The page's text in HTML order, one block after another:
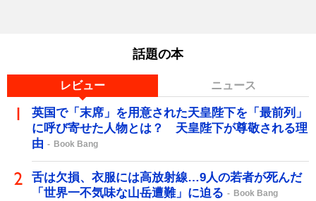
話題の本
レビュー ニュース
英国で「末席」を用意された天皇陛下を「最前列」
に呼び寄せた人物とは？ 天皇陛下が尊敬される理
由
Book Bang
舌は欠損、衣服には高放射線…9人の若者が死んだ
「世界一不気味な山岳遭難」に迫る
Book Bang